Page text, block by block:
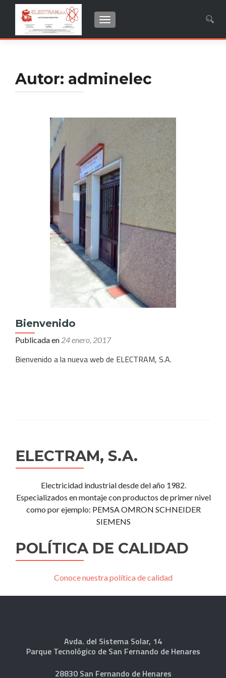
CAMBIAR NAVEGACIÓN
Autor: adminelec
Bienvenido
Publicada en 24 enero, 2017
Bienvenido a la nueva web de ELECTRAM, S.A.
ELECTRAM, S.A.
Electricidad industrial desde del año 1982.
Especializados en montaje con productos de primer nivel
como por ejemplo: PEMSA OMRON SCHNEIDER
SIEMENS
POLÍTICA DE CALIDAD
Conoce nuestra política de calidad
Avda. del Sistema Solar, 14
Parque Tecnológico de San Fernando de Henares
28830 San Fernando de Henares